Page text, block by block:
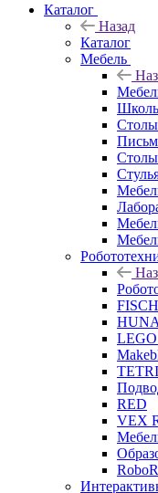
Каталог
Назад
Каталог
Мебель
Столы
HUNA
LEGO
RED
VEX